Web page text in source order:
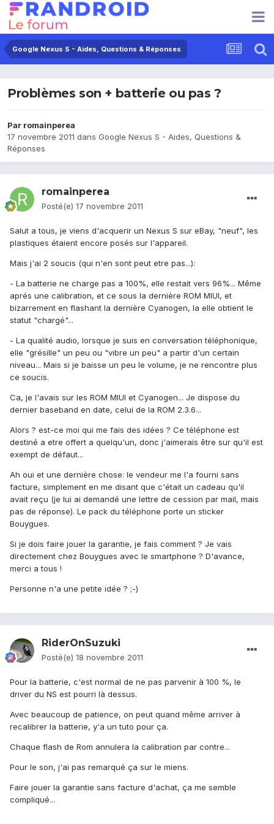
Google Nexus S - Aides, Questions & Réponses
Problèmes son + batterie ou pas ?
Par romainperea
17 novembre 2011 dans Google Nexus S - Aides, Questions &
Réponses
romainperea
Posté(e) 17 novembre 2011
Salut a tous, je viens d'acquerir un Nexus S sur eBay, "neuf", les
plastiques étaient encore posés sur l'appareil.
Mais j'ai 2 soucis (qui n'en sont peut etre pas...):
- La batterie ne charge pas a 100%, elle restait vers 96%... Même
aprés une calibration, et ce sous la dernière ROM MIUI, et
bizarrement en flashant la dernière Cyanogen, la elle obtient le
statut "chargé"...
- La qualité audio, lorsque je suis en conversation téléphonique,
elle "grésille" un peu ou "vibre un peu" a partir d'un certain
niveau... Mais si je baisse un peu le volume, je ne rencontre plus
ce soucis.
Ca, je l'avais sur les ROM MIUI et Cyanogen... Je dispose du
dernier baseband en date, celui de la ROM 2.3.6...
Alors ? est-ce moi qui me fais des idées ? Ce téléphone est
destiné a etre offert a quelqu'un, donc j'aimerais être sur qu'il est
exempt de défaut...
Ah oui et une dernière chose: le vendeur me l'a fourni sans
facture, simplement en me disant que c'était un cadeau qu'il
avait reçu (je lui ai demandé une lettre de cession par mail, mais
pas de réponse). Le pack du téléphone porte un sticker
Bouygues.
Si je dois faire jouer la garantie, je fais comment ? Je vais
directement chez Bouygues avec le smartphone ? D'avance,
merci a tous !
Personne n'a une petite idée ? ;-)
RiderOnSuzuki
Posté(e) 18 novembre 2011
Pour la batterie, c'est normal de ne pas parvenir à 100 %, le
driver du NS est pourri là dessus.
Avec beaucoup de patience, on peut quand même arriver à
recalibrer la batterie, y'a un tuto pour ça.
Chaque flash de Rom annulera la calibration par contre...
Pour le son, j'ai pas remarqué ça sur le miens.
Faire jouer la garantie sans facture d'achat, ça me semble
compliqué...